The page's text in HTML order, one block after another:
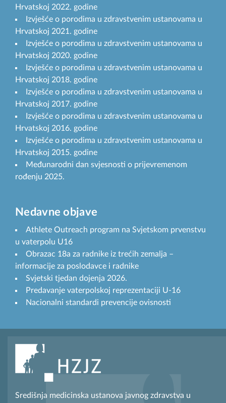
Hrvatskoj 2022. godine
Izvješće o porodima u zdravstvenim ustanovama u
Hrvatskoj 2021. godine
Izvješće o porodima u zdravstvenim ustanovama u
Hrvatskoj 2020. godine
Izvješće o porodima u zdravstvenim ustanovama u
Hrvatskoj 2018. godine
Izvješće o porodima u zdravstvenim ustanovama u
Hrvatskoj 2017. godine
Izvješće o porodima u zdravstvenim ustanovama u
Hrvatskoj 2016. godine
Izvješće o porodima u zdravstvenim ustanovama u
Hrvatskoj 2015. godine
Međunarodni dan svjesnosti o prijevremenom
rođenju 2025.
Nedavne objave
Athlete Outreach program na Svjetskom prvenstvu
u vaterpolu U16
Obrazac 18a za radnike iz trećih zemalja –
informacije za poslodavce i radnike
Svjetski tjedan dojenja 2026.
Predavanje vaterpolskoj reprezentaciji U-16
Nacionalni standardi prevencije ovisnosti
Središnja medicinska ustanova javnog zdravstva u